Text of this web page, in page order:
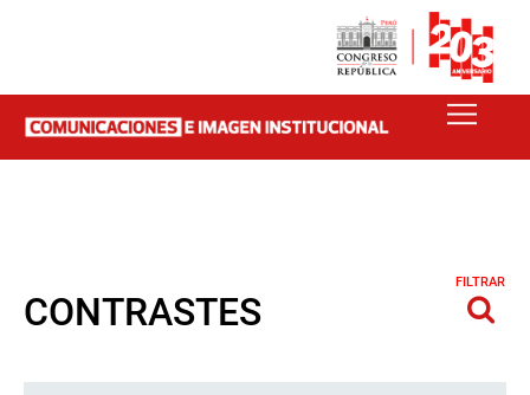
CONTRASTES
FILTRAR